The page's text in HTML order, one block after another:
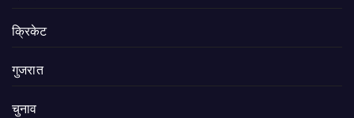
क्रिकेट
गुजरात
चुनाव